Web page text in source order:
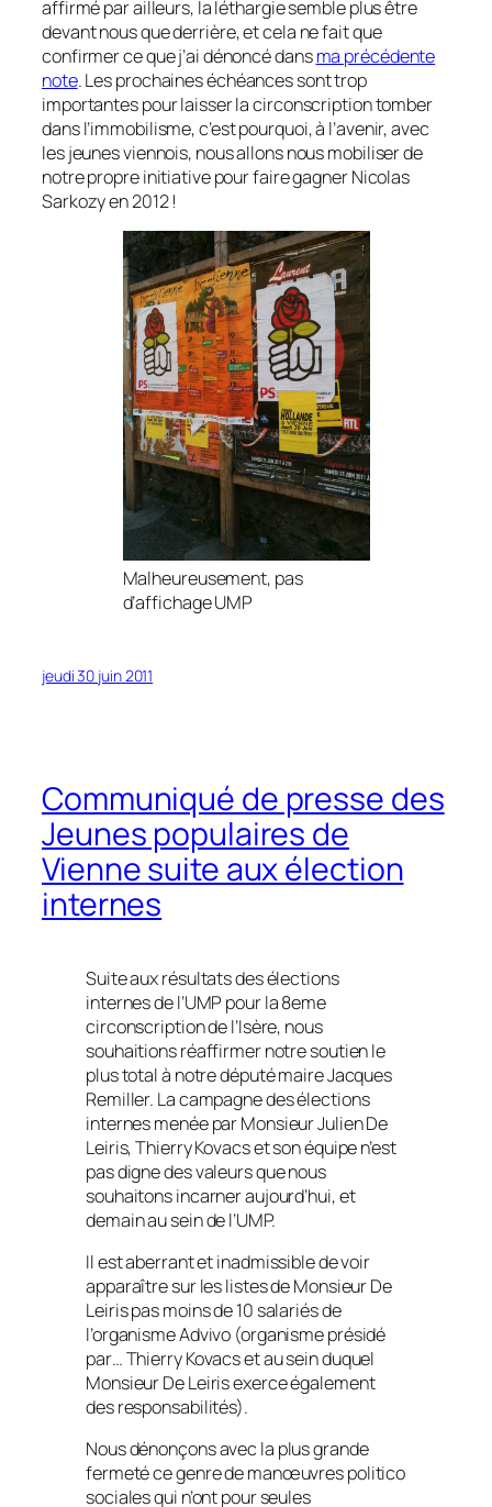
affirmé par ailleurs, la léthargie semble plus être
devant nous que derrière, et cela ne fait que
confirmer ce que j’ai dénoncé dansma précédente
note. Les prochaines échéances sont trop
importantes pour laisser la circonscription tomber
dans l’immobilisme, c’est pourquoi, à l’avenir, avec
les jeunes viennois, nous allons nous mobiliser de
notre propre initiative pour faire gagner Nicolas
Sarkozy en 2012 !
Malheureusement, pas
d’affichage UMP
jeudi 30 juin 2011
Communiqué de presse des
Jeunes populaires de
Vienne suite aux élection
internes
Suite aux résultats des élections
internes de l’UMP pour la 8eme
circonscription de l’Isère, nous
souhaitions réaffirmer notre soutien le
plus total à notre député maire Jacques
Remiller. La campagne des élections
internes menée par Monsieur Julien De
Leiris, Thierry Kovacs et son équipe n’est
pas digne des valeurs que nous
souhaitons incarner aujourd’hui, et
demain au sein de l’UMP.
Il est aberrant et inadmissible de voir
apparaître sur les listes de Monsieur De
Leiris pas moins de 10 salariés de
l’organisme Advivo (organisme présidé
par… Thierry Kovacs et au sein duquel
Monsieur De Leiris exerce également
des responsabilités).
Nous dénonçons avec la plus grande
fermeté ce genre de manœuvres politico
sociales qui n’ont pour seules